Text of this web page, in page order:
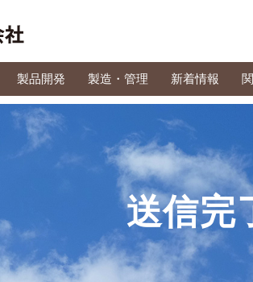
製品開発 製造・管理 新着情報
送信完